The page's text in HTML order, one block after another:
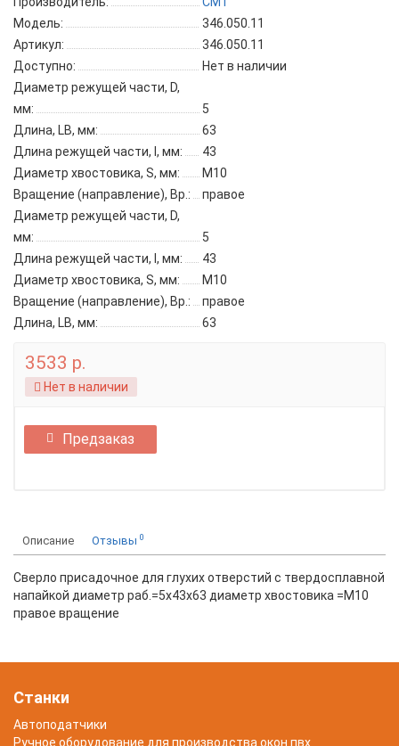
Модель:
346.050.11
Артикул:
346.050.11
Доступно:
Нет в наличии
Диаметр режущей части, D,
мм:
5
Длина, LB, мм:
63
Длина режущей части, l, мм:
43
Диаметр хвостовика, S, мм:
M10
Вращение (направление), Вр.:
правое
Диаметр режущей части, D,
мм:
5
Длина режущей части, l, мм:
43
Диаметр хвостовика, S, мм:
M10
Вращение (направление), Вр.:
правое
Длина, LB, мм:
63
3533 р.
Нет в наличии
Предзаказ
Описание Отзывы 0
Сверло присадочное для глухих отверстий с твердосплавной
напайкой диаметр раб.=5x43x63 диаметр хвостовика =M10
правое вращение
Станки
Автоподатчики
Ручное оборудование для производства окон пвх